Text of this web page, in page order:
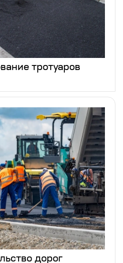
тротуаров
дорог